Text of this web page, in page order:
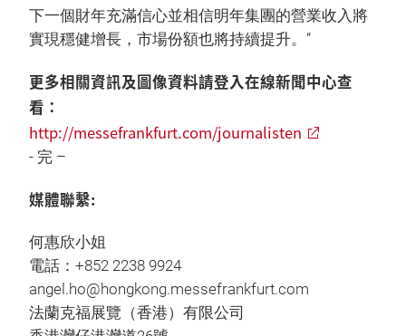
下一個財年充滿信心並相信明年集團的營業收入將
實現穩健增長，市場份額也將持續提升。”
更多相關資訊及圖像資料請登入在線新聞中心查
看：
http://messefrankfurt.com/journalisten
- 完 –
媒體聯繫:
何惠欣小姐
電話：+852 2238 9924
angel.ho@hongkong.messefrankfurt.com
法蘭克福展覽（香港）有限公司